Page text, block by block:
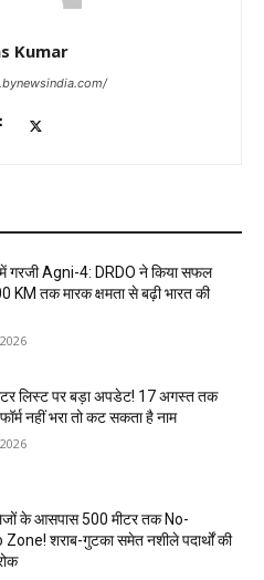
Kumar
में गरजी Agni-4: DRDO ने किया सफल
KM तक मारक क्षमता से बढ़ी भारत की
लिस्ट पर बड़ा अपडेट! 17 अगस्त तक
नहीं भरा तो कट सकता है नाम
के आसपास 500 मीटर तक No-
शराब-गुटका समेत नशीले पदार्थों की